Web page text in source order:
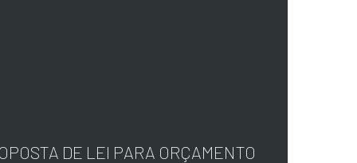
DE LEI PARA ORÇAMENTO